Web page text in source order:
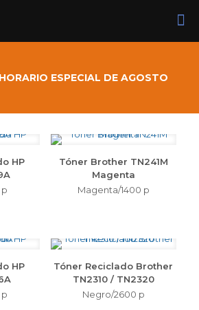
ESPECIAL DE AGOSTO
HP
Tóner Brother TN241M
Magenta
Magenta/1400 p
HP
Tóner Reciclado Brother
TN2310 / TN2320
Negro/2600 p